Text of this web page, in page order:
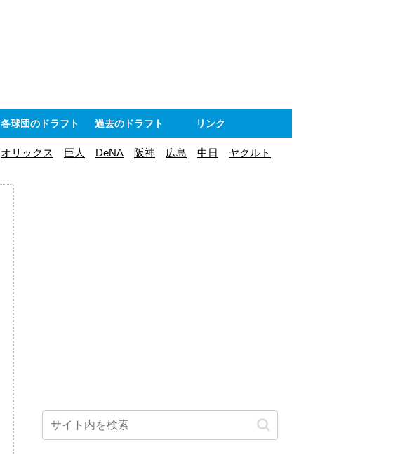
各球団のドラフト 過去のドラフト リンク
オリックス 巨人 DeNA 阪神 広島 中日 ヤクルト